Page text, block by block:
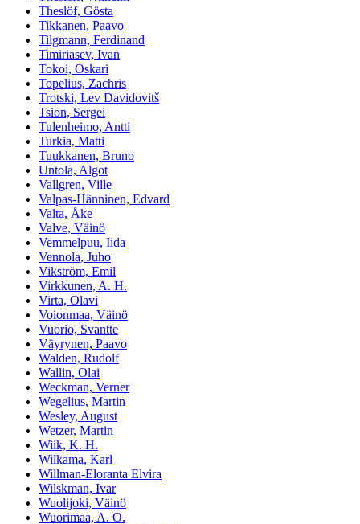
Theslöf, Gösta
Tikkanen, Paavo
Tilgmann, Ferdinand
Timiriasev, Ivan
Tokoi, Oskari
Topelius, Zachris
Trotski, Lev Davidovitš
Tsion, Sergei
Tulenheimo, Antti
Turkia, Matti
Tuukkanen, Bruno
Untola, Algot
Vallgren, Ville
Valpas-Hänninen, Edvard
Valta, Åke
Valve, Väinö
Vemmelpuu, Iida
Vennola, Juho
Vikström, Emil
Virkkunen, A. H.
Virta, Olavi
Voionmaa, Väinö
Vuorio, Svantte
Väyrynen, Paavo
Walden, Rudolf
Wallin, Olai
Weckman, Verner
Wegelius, Martin
Wesley, August
Wetzer, Martin
Wiik, K. H.
Wilkama, Karl
Willman-Eloranta Elvira
Wilskman, Ivar
Wuolijoki, Väinö
Wuorimaa, A. O.